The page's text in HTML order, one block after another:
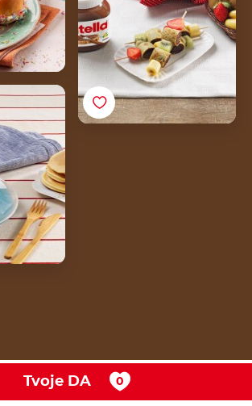
s
Tvoje DA